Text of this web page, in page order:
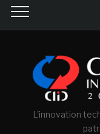
L'innovation